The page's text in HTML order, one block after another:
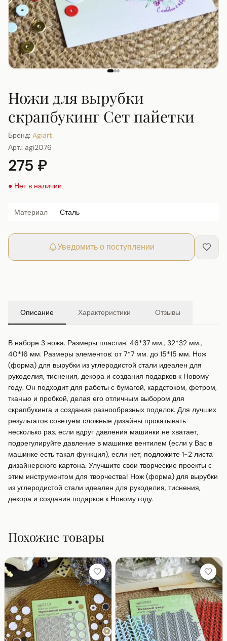
Ножи для вырубки
скрапбукинг Сет пайетки
Бренд: Agiart
Арт.: agi2076
275 ₽
● Нет в наличии
Материал Сталь
Уведомить о поступлении
Описание Характеристики Отзывы
В наборе 3 ножа. Размеры пластин: 46*37 мм., 32*32 мм.,
40*16 мм. Размеры элементов: от 7*7 мм. до 15*15 мм. Нож
(форма) для вырубки из углеродистой стали идеален для
рукоделия, тиснения, декора и создания подарков к Новому
году. Он подходит для работы с бумагой, кардстоком, фетром,
тканью и пробкой, делая его отличным выбором для
скрапбукинга и создания разнообразных поделок. Для лучших
результатов советуем сложные дизайны прокатывать
несколько раз, если вдруг давления машинки не хватает,
подрегулируйте давление в машинке вентилем (если у Вас в
машинке есть такая функция), если нет, подложите 1-2 листа
дизайнерского картона. Улучшите свои творческие проекты с
этим инструментом для творчества! Нож (форма) для вырубки
из углеродистой стали идеален для рукоделия, тиснения,
декора и создания подарков к Новому году.
Похожие товары